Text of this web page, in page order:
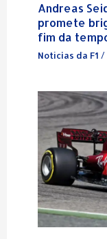
Andreas
promete
fim da
Notícias da F1 /